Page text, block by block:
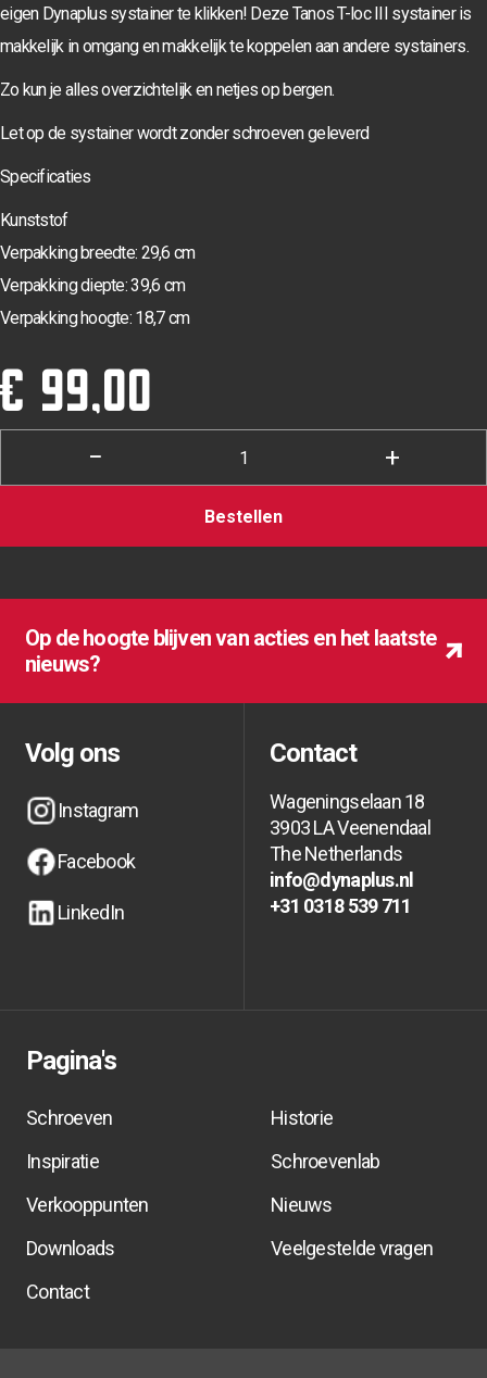
eigen Dynaplus systainerte klikken! Deze TanosT-loc III systaineris
makkelijk in omgang en makkelijk te koppelen aan andere systainers.
Zo kun je alles overzichtelijk en netjes op bergen.
Let op de systainer wordt zonder schroeven geleverd
Specificaties
Kunststof
Verpakking breedte: 29,6 cm
Verpakking diepte: 39,6 cm
Verpakking hoogte: 18,7 cm
€ 99,00
− +
Bestellen
Op de hoogte blijven van acties en het laatste
nieuws?
Volg ons
Instagram
Instagram
Instagram
Facebook
Facebook
Facebook
LinkedIn
Contact
Wageningselaan 18
3903 LA Veenendaal
The Netherlands
info@dynaplus.nl
info@dynaplus.nl
info@dynaplus.nl
+31 0318 539 711
Pagina's
Schroeven
Historie
Inspiratie
Schroevenlab
Verkooppunten
Nieuws
Downloads
Veelgestelde vragen
Contact